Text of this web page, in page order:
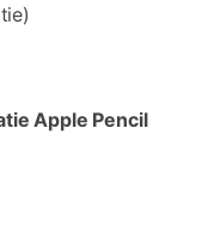
Apple Pencil